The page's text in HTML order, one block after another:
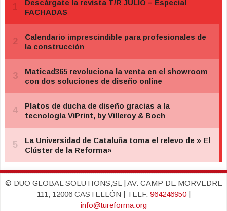
© DUO GLOBAL SOLUTIONS,SL | AV. CAMP DE MORVEDRE
111, 12006 CASTELLÓN | TELF. 964246950|
info@tureforma.org